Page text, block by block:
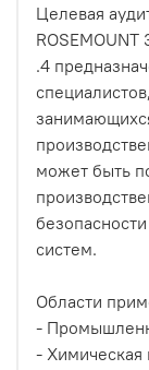
Целевая
ROSEMOUNT
.4
может быть
систем.
Области
-
-